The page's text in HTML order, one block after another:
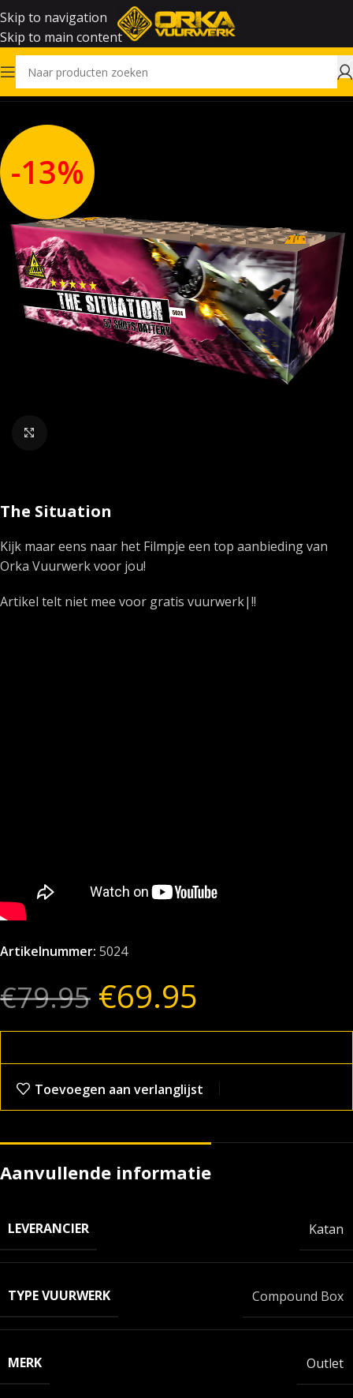
Skip to navigation
Skip to main content
Home Outlet
-13%
The Situation
Kijk maar eens naar het Filmpje een top aanbieding van
Orka Vuurwerk voor jou!
Artikel telt niet mee voor gratis vuurwerk|!!
Artikelnummer: 5024
€79.95 €69.95
Toevoegen aan verlanglijst
Aanvullende informatie
LEVERANCIER Katan
TYPE VUURWERK Compound Box
MERK Outlet